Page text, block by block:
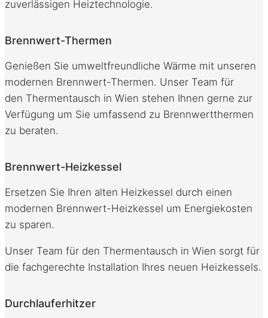
zuverlässigen Heiztechnologie.
Brennwert-Thermen
Genießen Sie umweltfreundliche Wärme mit unseren
modernen Brennwert-Thermen. Unser Team für
den Thermentausch in Wien stehen Ihnen gerne zur
Verfügung um Sie umfassend zu Brennwertthermen
zu beraten.
Brennwert-Heizkessel
Ersetzen Sie Ihren alten Heizkessel durch einen
modernen Brennwert-Heizkessel um Energiekosten
zu sparen.
Unser Team für den Thermentausch in Wien sorgt für
die fachgerechte Installation Ihres neuen Heizkessels.
Durchlauferhitzer